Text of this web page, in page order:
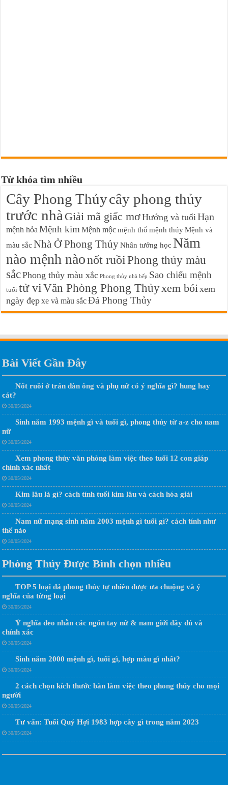
Từ khóa tìm nhiều
Cây Phong Thủycây phong thủy
trước nhà Giải mã giấc mơHướng và tuổi Hạn
mệnh hỏaMệnh kim Mệnh mộcmệnh thổ mệnh thủyMệnh và
màu sắc Nhà Ở Phong ThủyNhân tướng học Năm
nào mệnh nàonốt ruồi Phong thủy màu
sắcPhong thủy màu xắc Phong thủy nhà bếp Sao chiếu mệnh
tuổi tử vi Văn Phòng Phong Thủyxem bói xem
ngày đẹpxe và màu sắcĐá Phong Thủy
Bài Viết Gần Đây
Nốt ruồi ở trán đàn ông và phụ nữ có ý nghĩa gì? hung hay
cát?
30/05/2024
Sinh năm 1993 mệnh gì và tuổi gì, phong thủy từ a-z cho nam
nữ
30/05/2024
Xem phong thủy văn phòng làm việc theo tuổi 12 con giáp
chính xác nhất
30/05/2024
Kim lâu là gì? cách tính tuổi kim lâu và cách hóa giải
30/05/2024
Nam nữ mạng sinh năm 2003 mệnh gì tuổi gì? cách tính như
thế nào
30/05/2024
Phòng Thủy Được Bình chọn nhiều
TOP 5 loại đá phong thủy tự nhiên được ưa chuộng và ý
nghĩa của từng loại
30/05/2024
Ý nghĩa đeo nhẫn các ngón tay nữ & nam giới đầy đủ và
chính xác
30/05/2024
Sinh năm 2000 mệnh gì, tuổi gì, hợp màu gì nhất?
30/05/2024
2 cách chọn kích thước bàn làm việc theo phong thủy cho mọi
người
30/05/2024
Tư vấn: Tuổi Quý Hợi 1983 hợp cây gì trong năm 2023
30/05/2024